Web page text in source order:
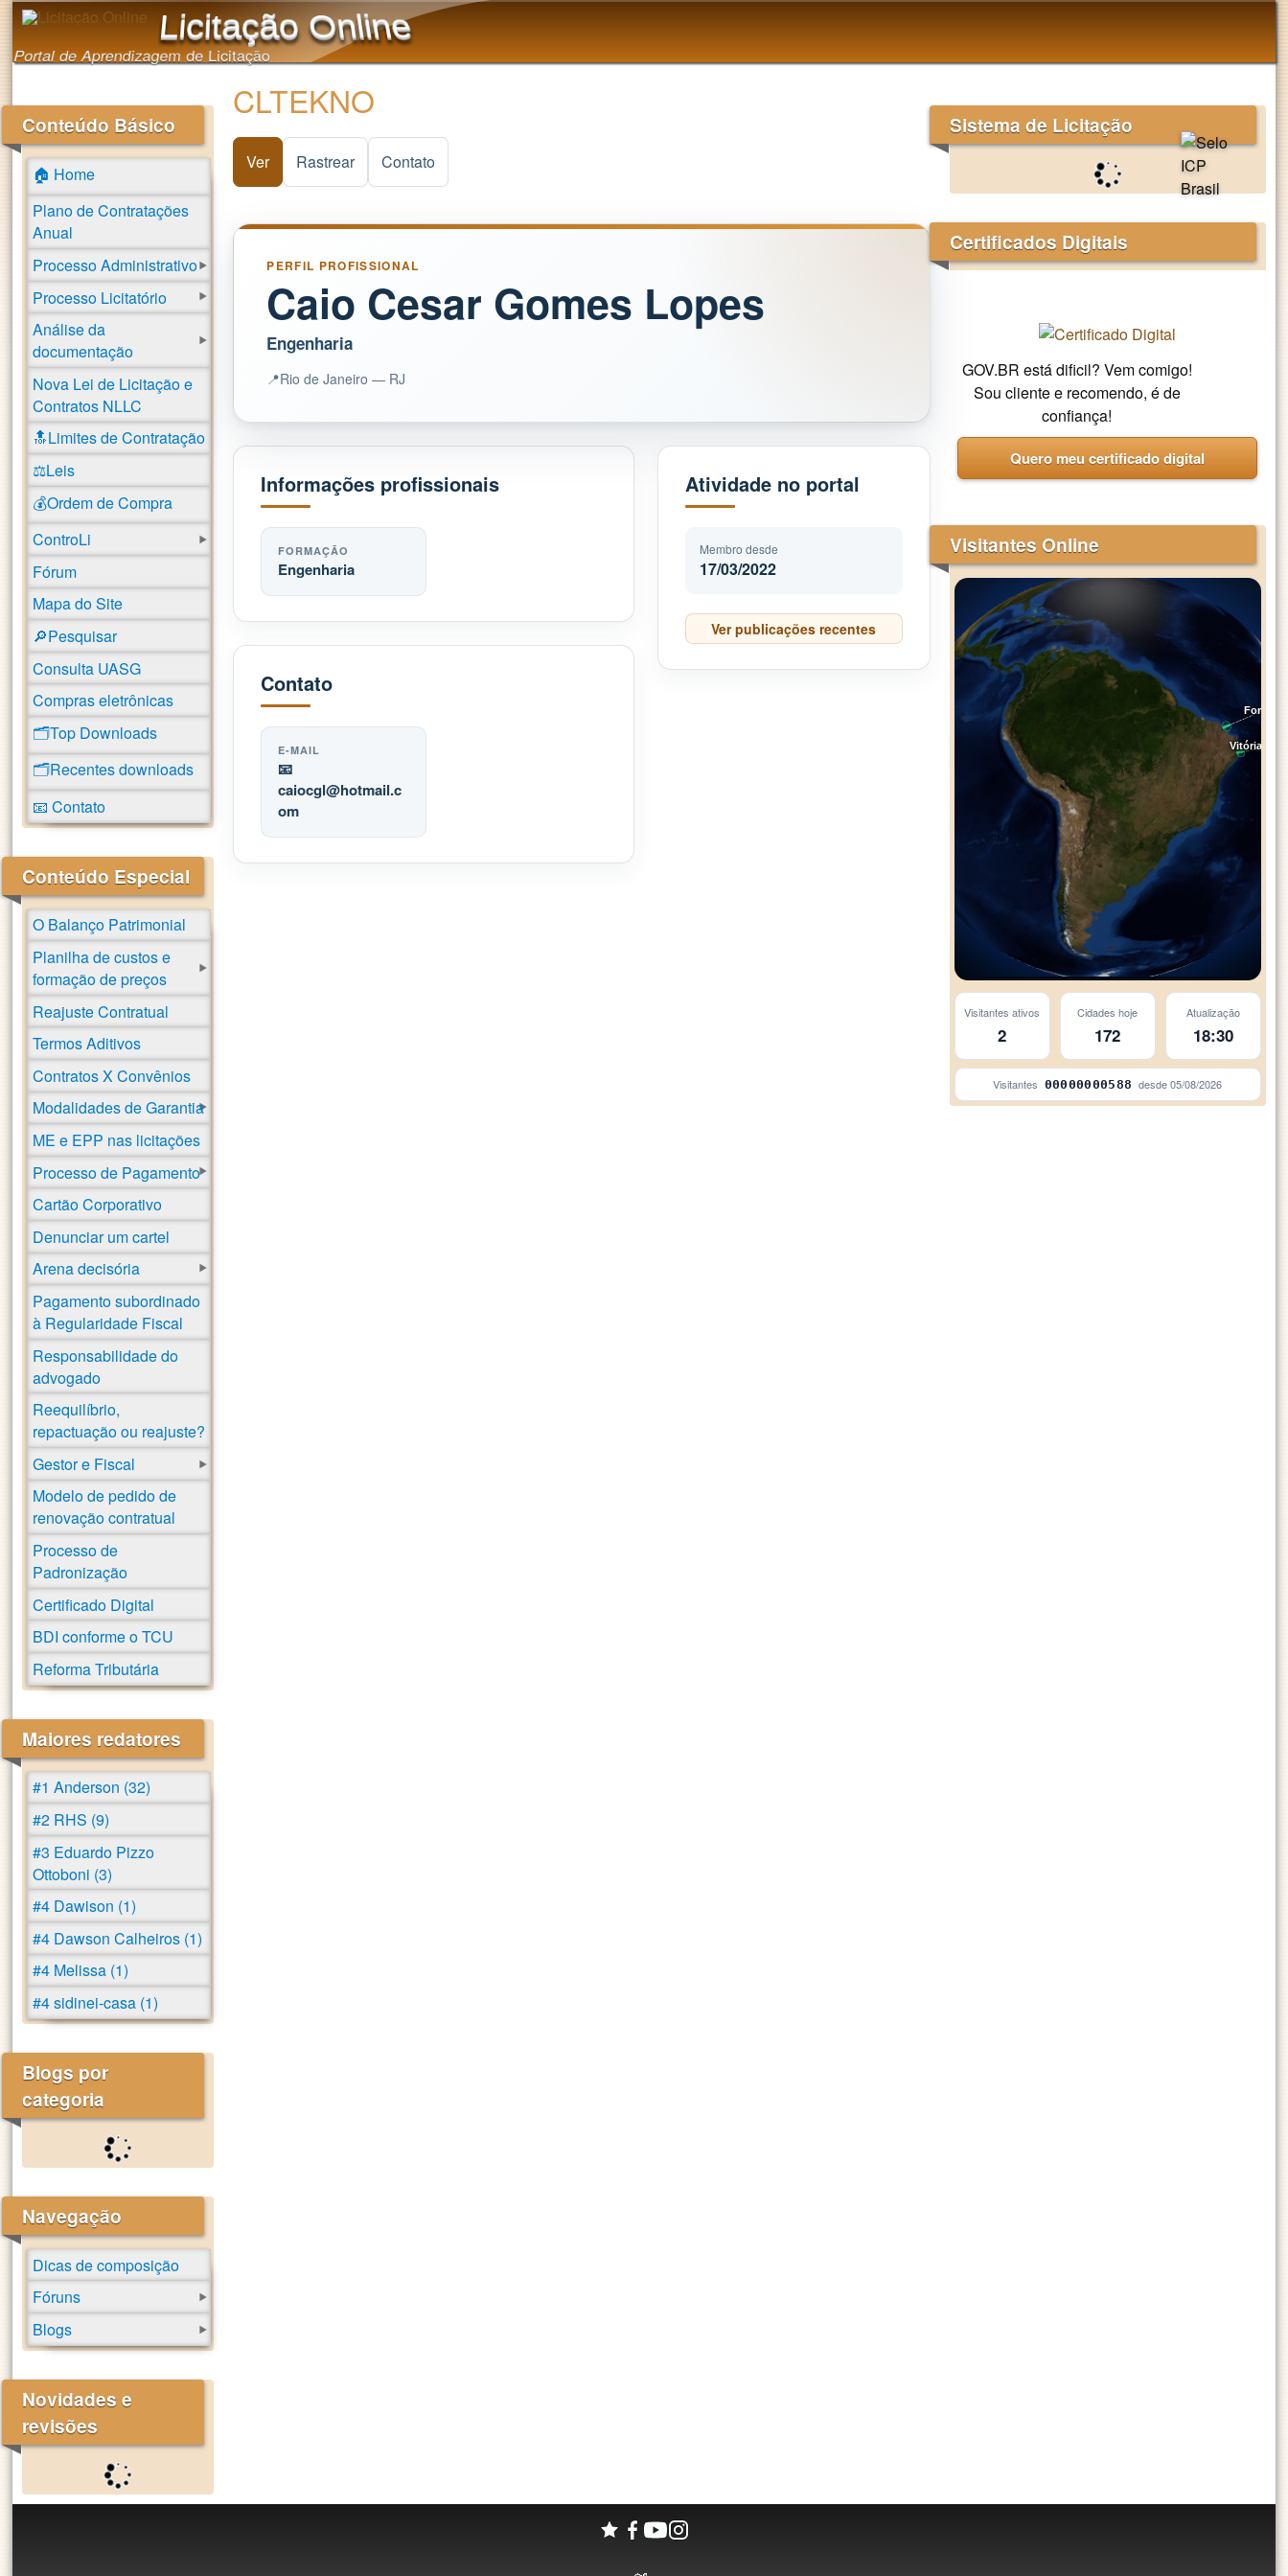
Licitação Online
Portal de Aprendizagem de Licitação
CLTEKNO
Ver(aba ativa)
Rastrear Contato
PERFIL PROFISSIONAL
Caio Cesar Gomes Lopes
Engenharia
📍Rio de Janeiro — RJ
Informações profissionais
FORMAÇÃO
Engenharia
Contato
E-MAIL
📧
caiocgl
hotmail.c
om
Atividade no portal
Membro desde
17/03/2022
Ver publicações recentes
Conteúdo Básico
🏠 Home
Plano de Contratações
Anual
Processo Administrativo
Processo Licitatório
Análise da
documentação
Nova Lei de Licitação e
Contratos NLLC
🔝Limites de Contratação
⚖️Leis
💰Ordem de Compra
ControLi
Fórum
Mapa do Site
🔎Pesquisar
Consulta UASG
Compras eletrônicas
🗂️Top Downloads
🗂️Recentes downloads
📧 Contato
Conteúdo Especial
O Balanço Patrimonial
Planilha de custos e
formação de preços
Reajuste Contratual
Termos Aditivos
Contratos X Convênios
Modalidades de Garantia
ME e EPP nas licitações
Processo de Pagamento
Cartão Corporativo
Denunciar um cartel
Arena decisória
Pagamento subordinado
à Regularidade Fiscal
Responsabilidade do
advogado
Reequilíbrio,
repactuação ou reajuste?
Gestor e Fiscal
Modelo de pedido de
renovação contratual
Processo de
Padronização
Certificado Digital
BDI conforme o TCU
Reforma Tributária
Maiores redatores
#1 Anderson (32)
#2 RHS (9)
#3 Eduardo Pizzo
Ottoboni (3)
#4 Dawison (1)
#4 Dawson Calheiros (1)
#4 Melissa (1)
#4 sidinei-casa (1)
Blogs por
categoria
Navegação
Dicas de composição
Fóruns
Blogs
Novidades e
revisões
Sistema de Licitação
Certificados Digitais
GOV.BR está dificil? Vem comigo!
Sou cliente e recomendo, é de
confiança!
Quero meu certificado digital
Visitantes Online
Vitória de
Visitantes ativos
2
Cidades hoje
172
Atualização
18:30
Visitantes 00000000588 desde05/08/2026